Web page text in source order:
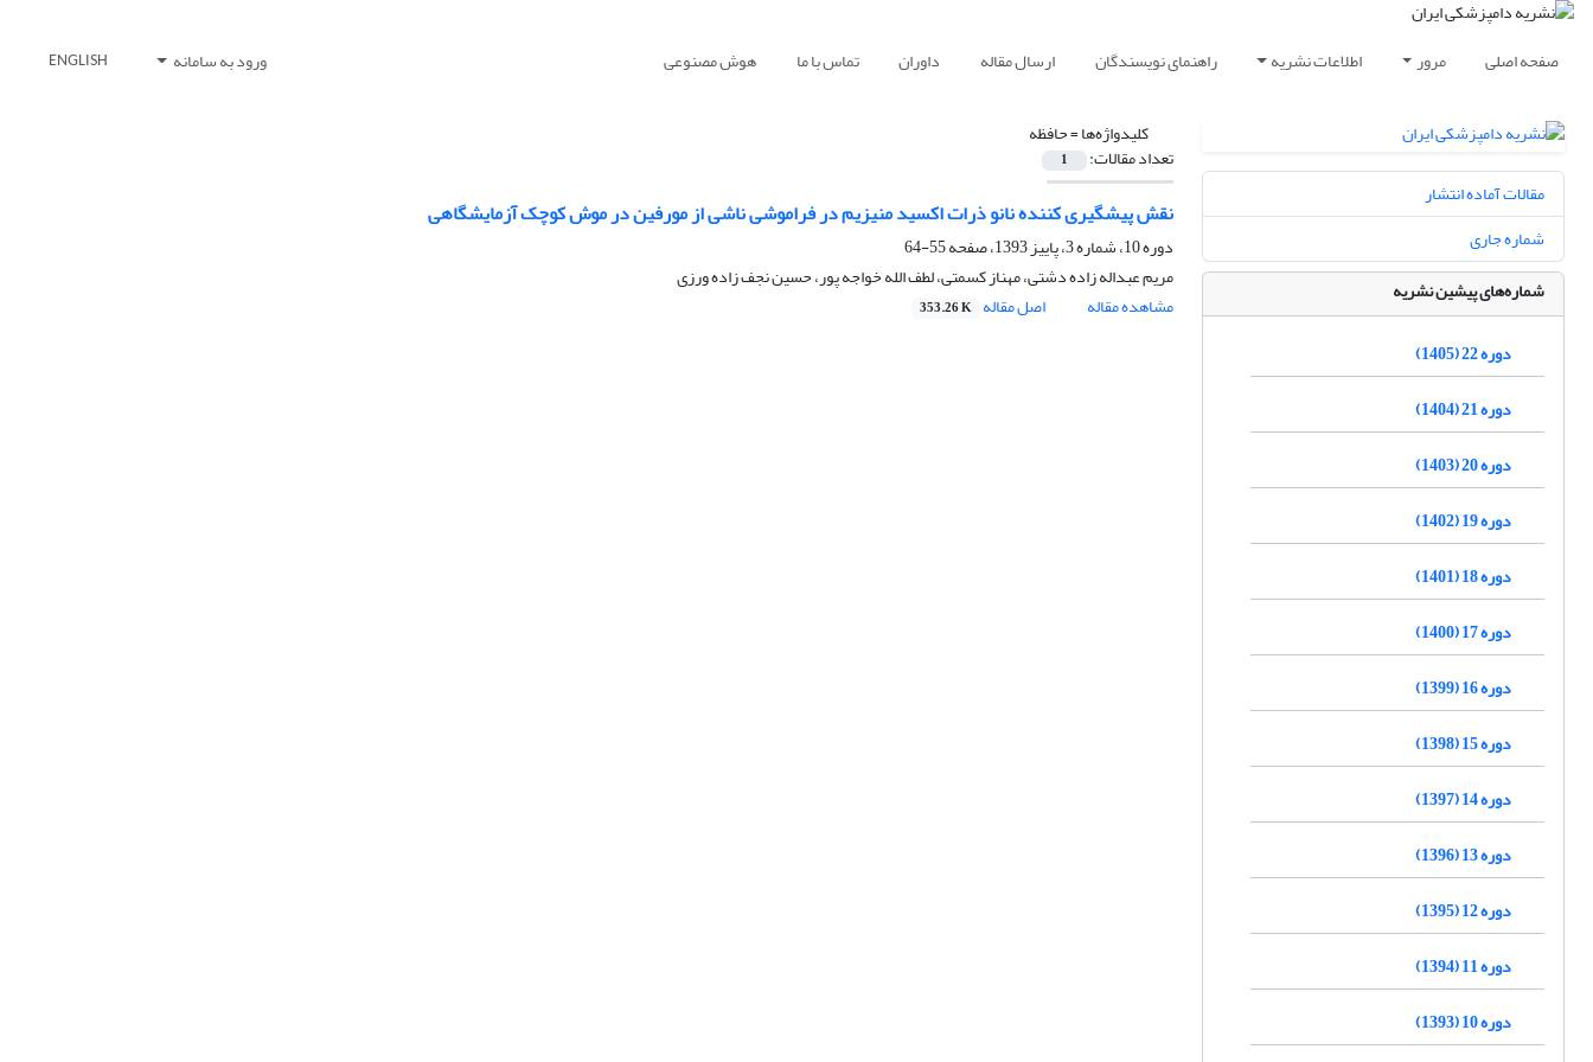
صفحه اصلی مرور اطلاعات نشریه راهنمای نویسندگان ارسال مقاله داوران تماس با ما هوش مصنوعی ورود به سامانه ENGLISH
کلیدواژه‌ها =حافظه
تعداد مقالات: 1
نقش پیشگیری کننده نانو ذرات اکسید منیزیم در فراموشی ناشی از مورفین در موش کوچک آزمایشگاهی
دوره 10، شماره 3، پاییز 1393، صفحه
55-64
مریم عبداله زاده دشتی، مهناز کسمتی، لطف الله خواجه پور، حسین نجف زاده ورزی
مشاهده مقاله
اصل مقاله 353.26 K
مقالات آماده انتشار
شماره جاری
شماره‌های پیشین نشریه
دوره 22 (1405)
دوره 21 (1404)
دوره 20 (1403)
دوره 19 (1402)
دوره 18 (1401)
دوره 17 (1400)
دوره 16 (1399)
دوره 15 (1398)
دوره 14 (1397)
دوره 13 (1396)
دوره 12 (1395)
دوره 11 (1394)
دوره 10 (1393)